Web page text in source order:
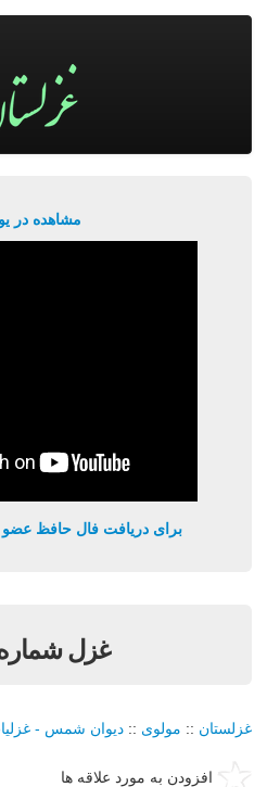
مشاهده در
برای دریافت فال حافظ عضو
غزل شماره
غزلستان :: مولوی :: دیوان شمس -
افزودن به مورد علاقه ها